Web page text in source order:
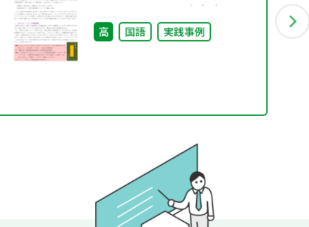
にするトレーニング（１）
高 国語 実践事例